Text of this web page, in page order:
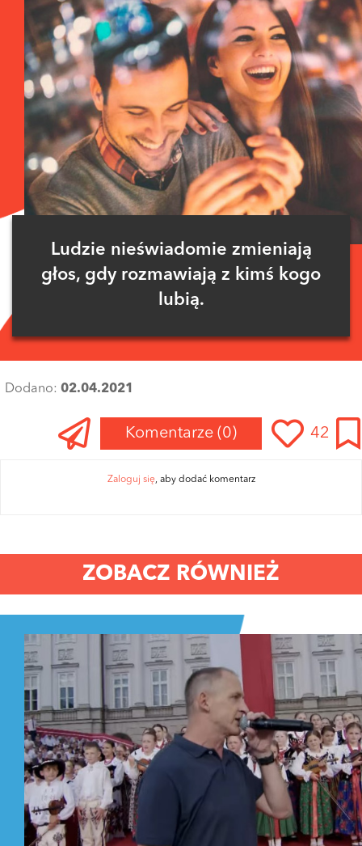
Ludzie nieświadomie zmieniają
głos, gdy rozmawiają z kimś kogo
lubią.
Dodano: 02.04.2021
Komentarze (0) 42
Zaloguj się, aby dodać komentarz
ZOBACZ RÓWNIEŻ